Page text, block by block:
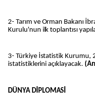
2- Tarım ve Orman Bakanı
Kurulu'nun ilk toplantısı
3- Türkiye İstatistik Kurumu,
istatistiklerini açıklayacak.
DÜNYA DİPLOMASİ